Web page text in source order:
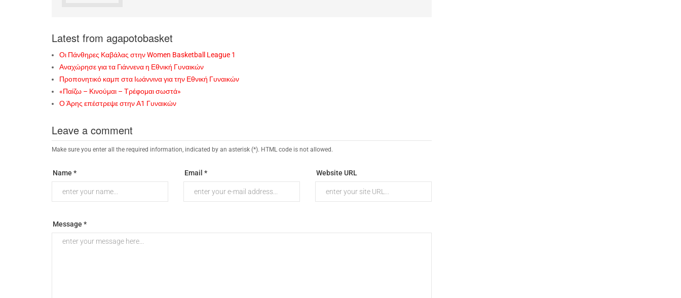
Latest from agapotobasket
Οι Πάνθηρες Καβάλας στην Women Basketball League 1
Αναχώρησε για τα Γιάννενα η Εθνική Γυναικών
Προπονητικό καμπ στα Ιωάννινα για την Εθνική Γυναικών
«Παίζω – Κινούμαι – Τρέφομαι σωστά»
Ο Άρης επέστρεψε στην Α1 Γυναικών
Leave a comment
Make sure you enter all the required information, indicated by an asterisk (*). HTML code is not allowed.
Name * Email * Website URL
Message *